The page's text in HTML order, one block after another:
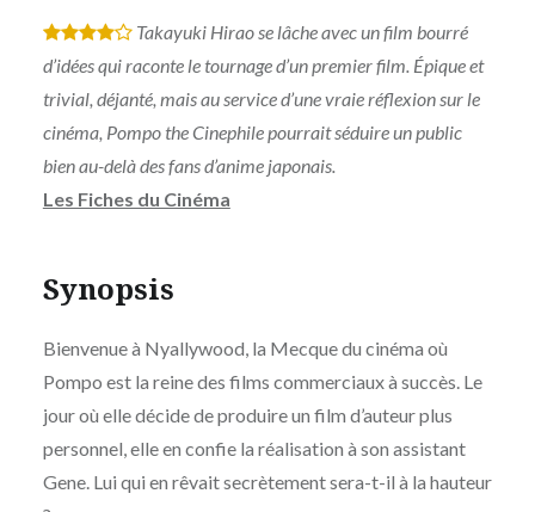
* * * *
Takayuki Hirao se lâche avec un film bourré
d’idées qui raconte le tournage d’un premier film. Épique et
trivial, déjanté, mais au service d’une vraie réflexion sur le
cinéma, Pompo the Cinephile pourrait séduire un public
bien au-delà des fans d’anime japonais.
Les Fiches du Cinéma
Synopsis
Bienvenue à Nyallywood, la Mecque du cinéma où
Pompo est la reine des films commerciaux à succès. Le
jour où elle décide de produire un film d’auteur plus
personnel, elle en confie la réalisation à son assistant
Gene. Lui qui en rêvait secrètement sera-t-il à la hauteur